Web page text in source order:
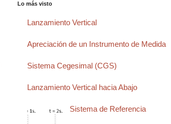
Lo más visto
Lanzamiento Vertical
Apreciación de un Instrumento de Medida
Sistema Cegesimal (CGS)
Lanzamiento Vertical hacia Abajo
Sistema de Referencia